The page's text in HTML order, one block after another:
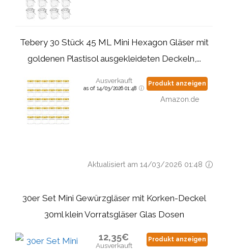
Tebery 30 Stück 45 ML Mini Hexagon Gläser mit
goldenen Plastisol ausgekleideten Deckeln,...
Ausverkauft
as of 14/03/2026 01:48
Produkt anzeigen
Amazon.de
Aktualisiert am 14/03/2026 01:48
30er Set Mini Gewürzgläser mit Korken-Deckel
30ml klein Vorratsgläser Glas Dosen
12,35€
Ausverkauft
Produkt anzeigen